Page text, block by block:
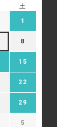
土
1
8
15
22
29
5